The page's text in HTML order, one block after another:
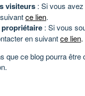
visiteurs : Si vous
ce lien.
: Si vous
en suivantce lien.
que ce blog pourra